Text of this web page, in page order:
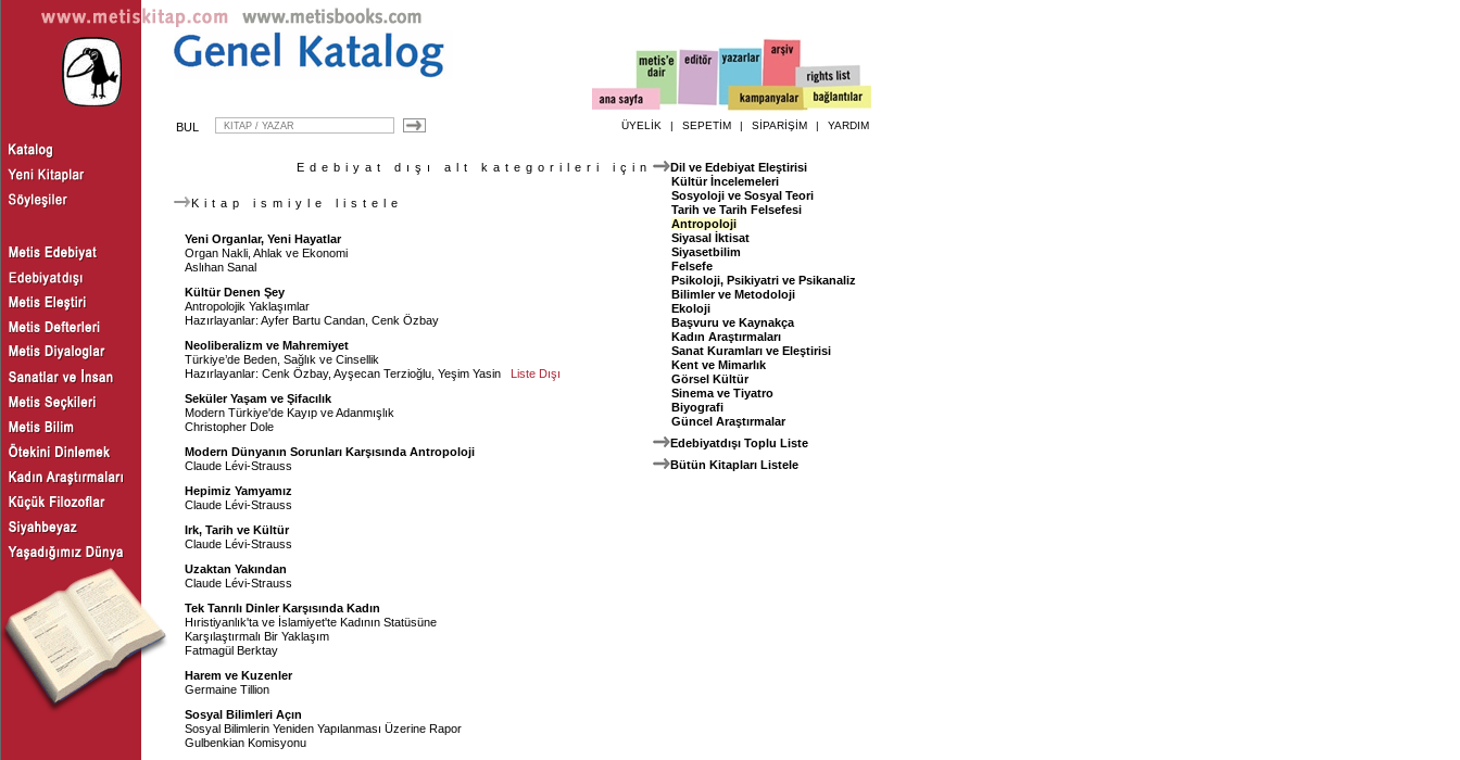
BUL ÜYELİK | SEPETİM | SİPARİŞİM | YARDIM
Edebiyat dışı alt kategorileri için
Kitap ismiyle listele
Dil ve Edebiyat Eleştirisi
Kültür İncelemeleri
Sosyoloji ve Sosyal Teori
Tarih ve Tarih Felsefesi
Antropoloji
Siyasal İktisat
Siyasetbilim
Felsefe
Psikoloji, Psikiyatri ve Psikanaliz
Bilimler ve Metodoloji
Ekoloji
Başvuru ve Kaynakça
Kadın Araştırmaları
Sanat Kuramları ve Eleştirisi
Kent ve Mimarlık
Görsel Kültür
Sinema ve Tiyatro
Biyografi
Güncel Araştırmalar
Edebiyatdışı Toplu Liste
Bütün Kitapları Listele
Yeni Organlar, Yeni Hayatlar
Organ Nakli, Ahlak ve Ekonomi
Aslıhan Sanal
Kültür Denen Şey
Antropolojik Yaklaşımlar
Hazırlayanlar: Ayfer Bartu Candan Cenk Özbay
Neoliberalizm ve Mahremiyet
Türkiye’de Beden, Sağlık ve Cinsellik
Hazırlayanlar: Cenk Özbay, Ayşecan Terzioğlu Yeşim Yasin
Liste Dışı
Seküler Yaşam ve Şifacılık
Modern Türkiye'de Kayıp ve Adanmışlık
Christopher Dole
Modern Dünyanın Sorunları Karşısında Antropoloji
Claude Lévi-Strauss
Hepimiz Yamyamız
Claude Lévi-Strauss
Irk, Tarih ve Kültür
Claude Lévi-Strauss
Uzaktan Yakından
Claude Lévi-Strauss
Tek Tanrılı Dinler Karşısında Kadın
Hıristiyanlık'ta ve İslamiyet'te Kadının Statüsüne
Karşılaştırmalı Bir Yaklaşım
Fatmagül Berktay
Harem ve Kuzenler
Germaine Tillion
Sosyal Bilimleri Açın
Sosyal Bilimlerin Yeniden Yapılanması Üzerine Rapor
Gulbenkian Komisyonu